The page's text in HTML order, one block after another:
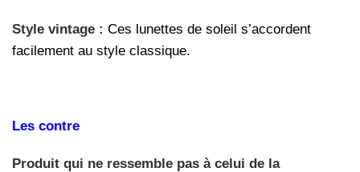
Style vintage : Ces lunettes de soleil s’accordent
facilement au style classique.
Les contre
Produit qui ne ressemble pas à celui de la